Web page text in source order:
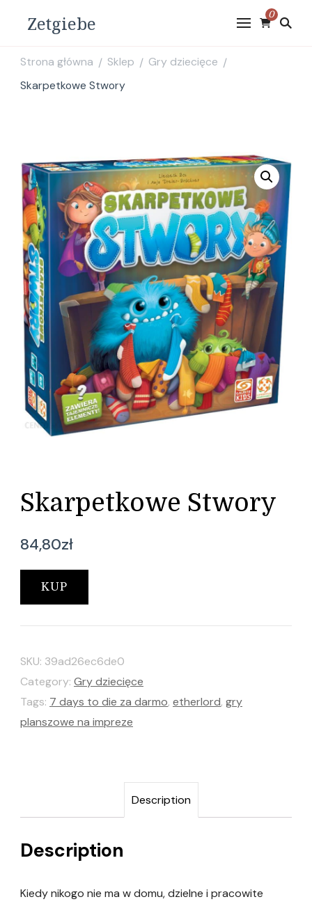
Zetgiebe 0
Strona główna / Sklep / Gry dziecięce /
Skarpetkowe Stwory
Skarpetkowe Stwory
84,80zł
KUP
SKU: 39ad26ec6de0
Category: Gry dziecięce
Tags: 7 days to die za darmo, etherlord, gry
planszowe na impreze
Description
Description
Kiedy nikogo nie ma w domu, dzielne i pracowite